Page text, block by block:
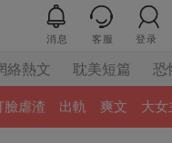
消息 客服 登录
絡熱文 耽美短篇 恐
臉虐渣 出軌 爽文 大女